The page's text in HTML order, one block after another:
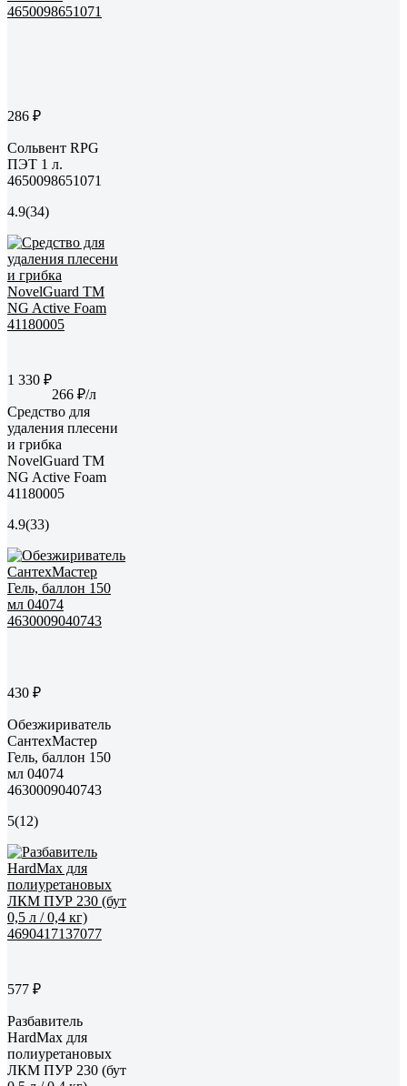
286 ₽
Сольвент RPG
ПЭТ 1 л.
4650098651071
4.9(34)
1 330 ₽
266 ₽/л
Средство для
удаления плесени
и грибка
NovelGuard ТМ
NG Active Foam
41180005
4.9(33)
430 ₽
Обезжириватель
СантехМастер
Гель, баллон 150
мл 04074
4630009040743
5(12)
577 ₽
Разбавитель
HardMax для
полиуретановых
ЛКМ ПУР 230 (бут